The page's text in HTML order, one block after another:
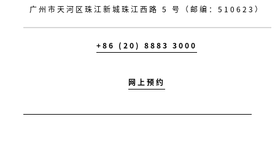
广州市天河区珠江新城珠江西路 5 号（邮编：510623）
+86 (20) 8883 3000
网上预约